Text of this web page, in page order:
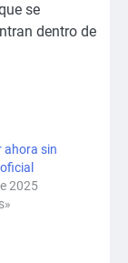
se
dentro de
ahora sin
2025